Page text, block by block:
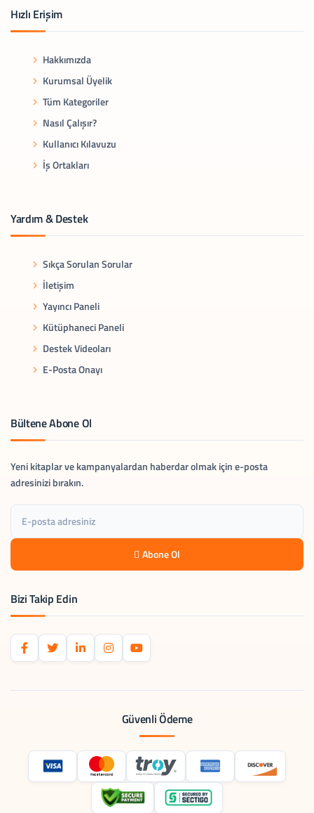
Hızlı Erişim
Hakkımızda
Kurumsal Üyelik
Tüm Kategoriler
Nasıl Çalışır?
Kullanıcı Kılavuzu
İş Ortakları
Yardım & Destek
Sıkça Sorulan Sorular
İletişim
Yayıncı Paneli
Kütüphaneci Paneli
Destek Videoları
E-Posta Onayı
Bültene Abone Ol
Yeni kitaplar ve kampanyalardan haberdar olmak için e-posta
adresinizi bırakın.
Abone Ol
Bizi Takip Edin
Güvenli Ödeme